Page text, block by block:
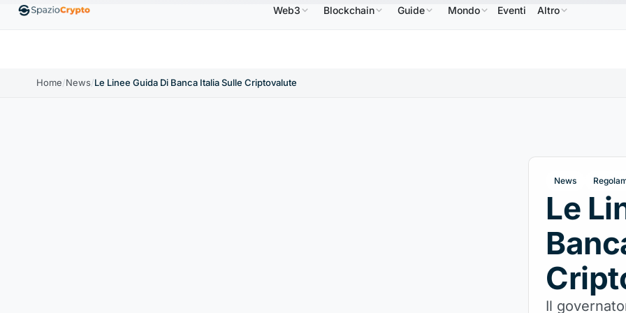
EthereumETH1.880,58 USD ↑0.00% BNB BNB586,64 USD↑2.10% USDC USDC0,9995 USD↑0.00% XRPXRP
Web3 Blockchain Guide Mondo Eventi Altro
Home/News/Le Linee Guida Di Banca Italia Sulle Criptovalute
News
Le
Il